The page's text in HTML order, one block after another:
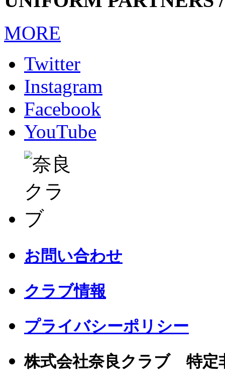
MORE
Twitter
Instagram
Facebook
YouTube
お問い合わせ
クラブ情報
プライバシーポリシー
株式会社奈良クラブ 特定